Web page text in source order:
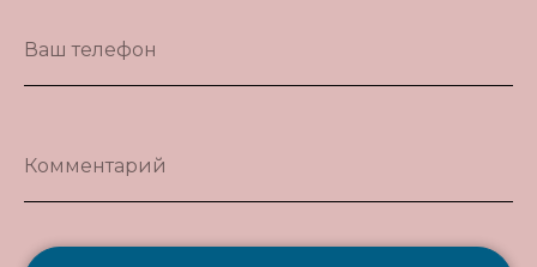
Ваш телефон
Комментарий